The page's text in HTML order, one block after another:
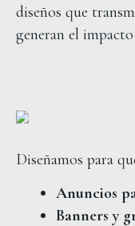
diseños que
generan el impacto
Diseñamos para
Anuncios
Banners y